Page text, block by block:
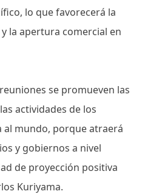
lo que favorecerá la
la apertura comercial en
se promueven las
actividades de los
al mundo, porque atraerá
y gobiernos a nivel
de proyección positiva
Kuriyama.